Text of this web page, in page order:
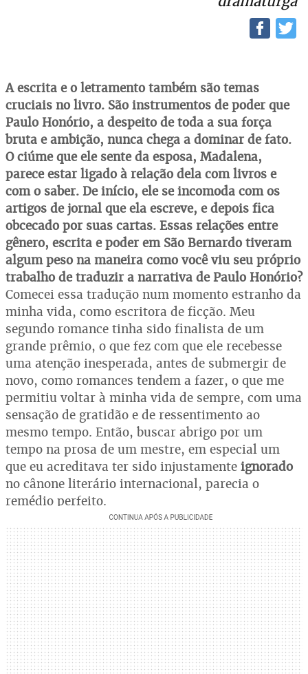
A escrita e o letramento também são temas
cruciais no livro. São instrumentos de poder que
Paulo Honório, a despeito de toda a sua força
bruta e ambição, nunca chega a dominar de fato.
O ciúme que ele sente da esposa, Madalena,
parece estar ligado à relação dela com livros e
com o saber. De início, ele se incomoda com os
artigos de jornal que ela escreve, e depois fica
obcecado por suas cartas. Essas relações entre
gênero, escrita e poder em São Bernardo tiveram
algum peso na maneira como você viu seu próprio
trabalho de traduzir a narrativa de Paulo Honório?
Comecei essa tradução num momento estranho da
minha vida, como escritora de ficção. Meu
segundo romance tinha sido finalista de um
grande prêmio, o que fez com que ele recebesse
uma atenção inesperada, antes de submergir de
novo, como romances tendem a fazer, o que me
permitiu voltar à minha vida de sempre, com uma
sensação de gratidão e de ressentimento ao
mesmo tempo. Então, buscar abrigo por um
tempo na prosa de um mestre, em especial um
que eu acreditava ter sido injustamente ignorado
no cânone literário internacional, parecia o
remédio perfeito.